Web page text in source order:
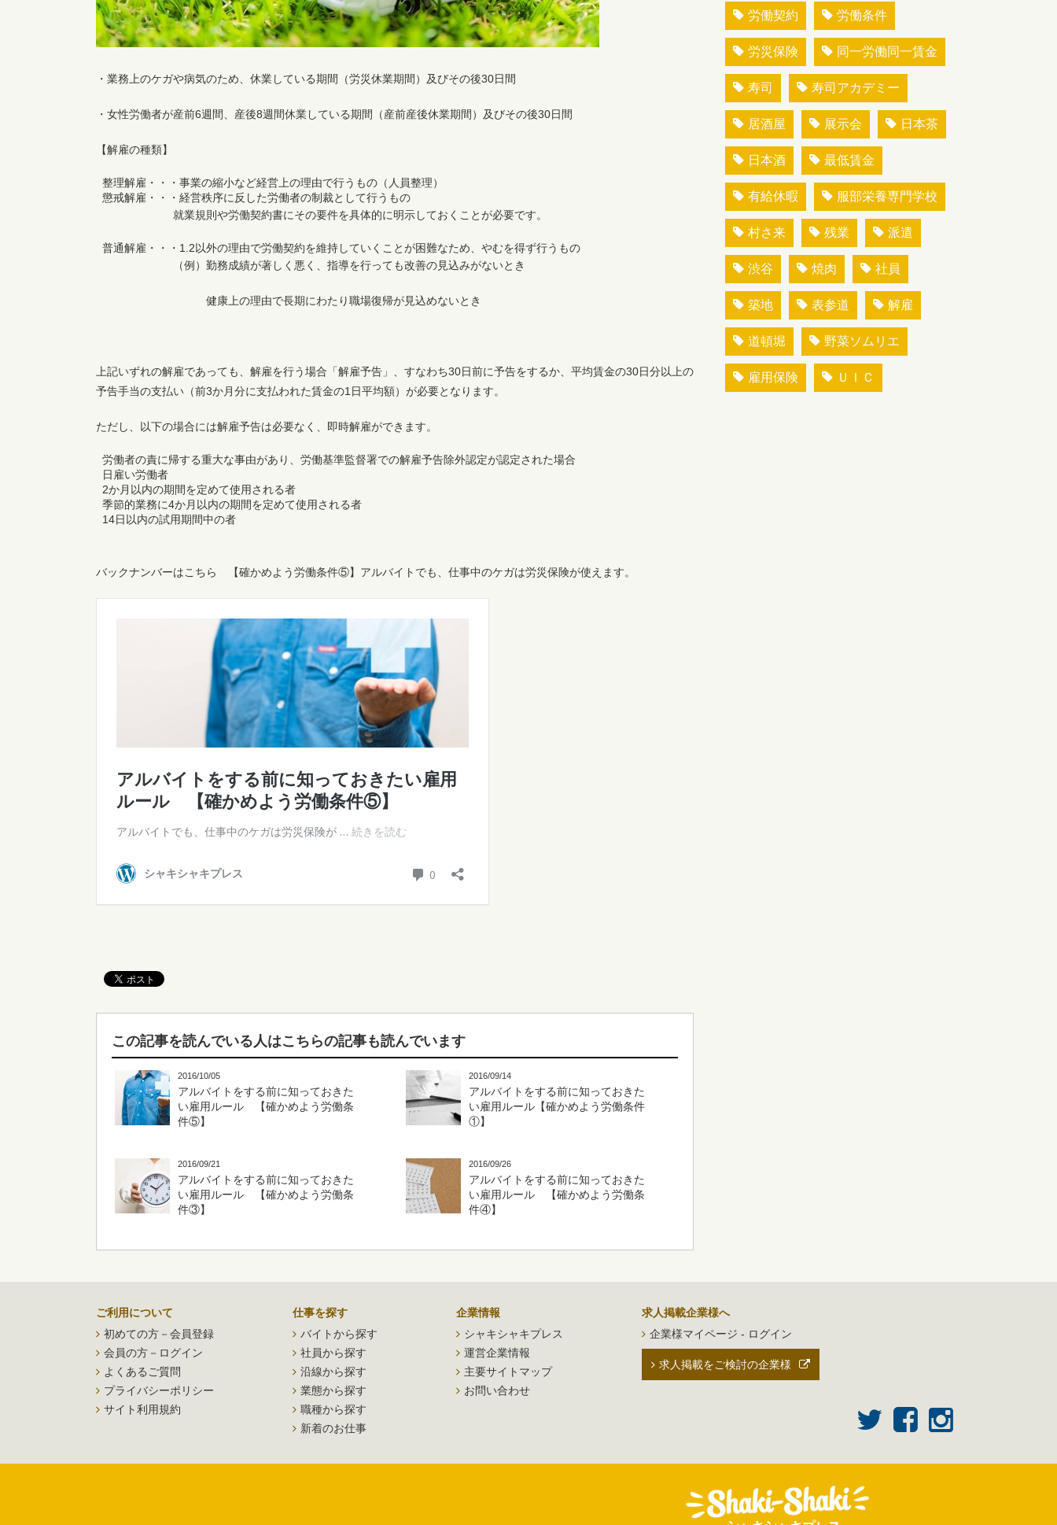
・業務上のケガや病気のため、休業している期間（労災休業期間）及びその後30日間
・女性労働者が産前6週間、産後8週間休業している期間（産前産後休業期間）及びその後30日間
【解雇の種類】
整理解雇・・・事業の縮小など経営上の理由で行うもの（人員整理）
懲戒解雇・・・経営秩序に反した労働者の制裁として行うもの
就業規則や労働契約書にその要件を具体的に明示しておくことが必要です。
普通解雇・・・1.2以外の理由で労働契約を維持していくことが困難なため、やむを得ず行うもの
（例）勤務成績が著しく悪く、指導を行っても改善の見込みがないとき
健康上の理由で長期にわたり職場復帰が見込めないとき
上記いずれの解雇であっても、解雇を行う場合「解雇予告」、すなわち30日前に予告をするか、平均賃金の30日分以上の
予告手当の支払い（前3か月分に支払われた賃金の1日平均額）が必要となります。
ただし、以下の場合には解雇予告は必要なく、即時解雇ができます。
労働者の責に帰する重大な事由があり、労働基準監督署での解雇予告除外認定が認定された場合
日雇い労働者
2か月以内の期間を定めて使用される者
季節的業務に4か月以内の期間を定めて使用される者
14日以内の試用期間中の者
バックナンバーはこちら 【確かめよう労働条件⑤】アルバイトでも、仕事中のケガは労災保険が使えます。
この記事を読んでいる人はこちらの記事も読んでいます
2016/10/05
アルバイトをする前に知っておきた
い雇用ルール 【確かめよう労働条
件⑤】
2016/09/14
アルバイトをする前に知っておきた
い雇用ルール【確かめよう労働条件
①】
2016/09/21
アルバイトをする前に知っておきた
い雇用ルール 【確かめよう労働条
件③】
2016/09/26
アルバイトをする前に知っておきた
い雇用ルール 【確かめよう労働条
件④】
労働契約 労働条件
労災保険 同一労働同一賃金
寿司 寿司アカデミー
居酒屋 展示会 日本茶
日本酒 最低賃金
有給休暇 服部栄養専門学校
村さ来 残業 派遣
渋谷 焼肉 社員
築地 表参道 解雇
道頓堀 野菜ソムリエ
雇用保険 ＵＩＣ
ご利用について
初めての方－会員登録
会員の方－ログイン
よくあるご質問
プライバシーポリシー
サイト利用規約
仕事を探す
バイトから探す
社員から探す
沿線から探す
業態から探す
職種から探す
新着のお仕事
企業情報
シャキシャキプレス
運営企業情報
主要サイトマップ
お問い合わせ
求人掲載企業様へ
企業様マイページ - ログイン
求人掲載をご検討の企業様